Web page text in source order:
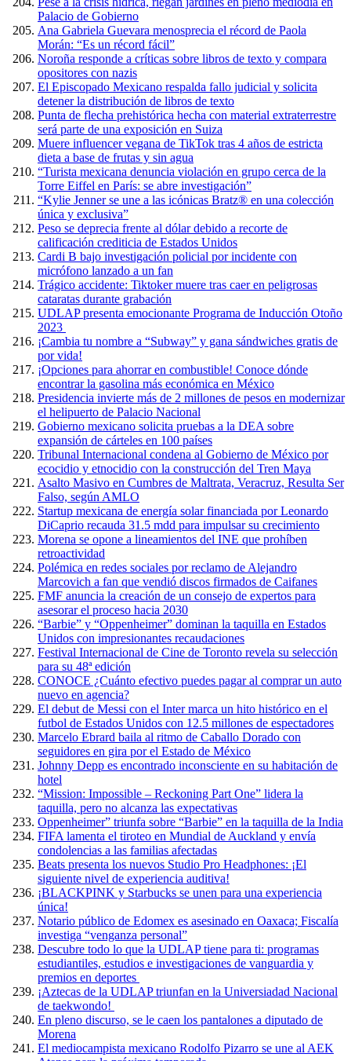
Palacio de Gobierno
Ana Gabriela Guevara menosprecia el récord de Paola
Morán: “Es un récord fácil”
Noroña responde a críticas sobre libros de texto y compara
opositores con nazis
El Episcopado Mexicano respalda fallo judicial y solicita
detener la distribución de libros de texto
Punta de flecha prehistórica hecha con material extraterrestre
será parte de una exposición en Suiza
Muere influencer vegana de TikTok tras 4 años de estricta
dieta a base de frutas y sin agua
“Turista mexicana denuncia violación en grupo cerca de la
Torre Eiffel en París: se abre investigación”
“Kylie Jenner se une a las icónicas Bratz® en una colección
única y exclusiva”
Peso se deprecia frente al dólar debido a recorte de
calificación crediticia de Estados Unidos
Cardi B bajo investigación policial por incidente con
micrófono lanzado a un fan
Trágico accidente: Tiktoker muere tras caer en peligrosas
cataratas durante grabación
UDLAP presenta emocionante Programa de Inducción Otoño
2023
¡Cambia tu nombre a “Subway” y gana sándwiches gratis de
por vida!
¡Opciones para ahorrar en combustible! Conoce dónde
encontrar la gasolina más económica en México
Presidencia invierte más de 2 millones de pesos en modernizar
el helipuerto de Palacio Nacional
Gobierno mexicano solicita pruebas a la DEA sobre
expansión de cárteles en 100 países
Tribunal Internacional condena al Gobierno de México por
ecocidio y etnocidio con la construcción del Tren Maya
Asalto Masivo en Cumbres de Maltrata, Veracruz, Resulta Ser
Falso, según AMLO
Startup mexicana de energía solar financiada por Leonardo
DiCaprio recauda 31.5 mdd para impulsar su crecimiento
Morena se opone a lineamientos del INE que prohíben
retroactividad
Polémica en redes sociales por reclamo de Alejandro
Marcovich a fan que vendió discos firmados de Caifanes
FMF anuncia la creación de un consejo de expertos para
asesorar el proceso hacia 2030
“Barbie” y “Oppenheimer” dominan la taquilla en Estados
Unidos con impresionantes recaudaciones
Festival Internacional de Cine de Toronto revela su selección
para su 48ª edición
CONOCE ¿Cuánto efectivo puedes pagar al comprar un auto
nuevo en agencia?
El debut de Messi con el Inter marca un hito histórico en el
futbol de Estados Unidos con 12.5 millones de espectadores
Marcelo Ebrard baila al ritmo de Caballo Dorado con
seguidores en gira por el Estado de México
Johnny Depp es encontrado inconsciente en su habitación de
hotel
“Mission: Impossible – Reckoning Part One” lidera la
taquilla, pero no alcanza las expectativas
Oppenheimer” triunfa sobre “Barbie” en la taquilla de la India
FIFA lamenta el tiroteo en Mundial de Auckland y envía
condolencias a las familias afectadas
Beats presenta los nuevos Studio Pro Headphones: ¡El
siguiente nivel de experiencia auditiva!
¡BLACKPINK y Starbucks se unen para una experiencia
única!
Notario público de Edomex es asesinado en Oaxaca; Fiscalía
investiga “venganza personal”
Descubre todo lo que la UDLAP tiene para ti: programas
estudiantiles, estudios e investigaciones de vanguardia y
premios en deportes
¡Aztecas de la UDLAP triunfan en la Universiadad Nacional
de taekwondo!
En pleno discurso, se le caen los pantalones a diputado de
Morena
El mediocampista mexicano Rodolfo Pizarro se une al AEK